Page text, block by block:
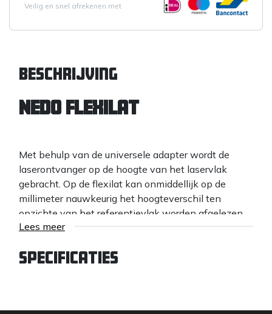
Veilig en snel afrekenen met
Beschrijving
Nedo Flexilat
Met behulp van de universele adapter wordt de
laserontvanger op de hoogte van het laservlak
gebracht. Op de flexilat kan onmiddellijk op de
millimeter nauwkeurig het hoogteverschil ten
opzichte van het referentievlak worden afgelezen.
Rood gebied = min
Grijs gebied = plus
Lees meer
Specificaties